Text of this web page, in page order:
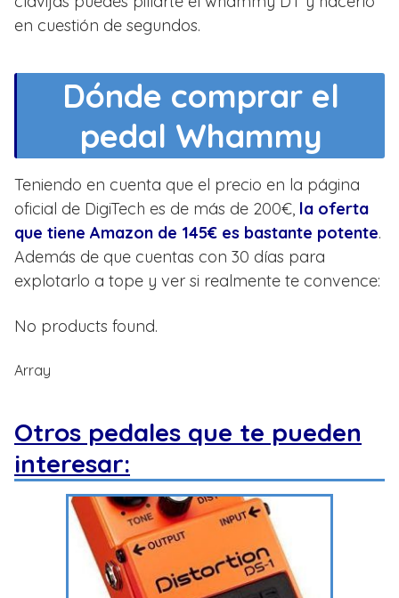
en cuestión de segundos.
Dónde comprar el
pedal Whammy
Teniendo en cuenta que el precio en la página
oficial de DigiTech es de más de 200€, la oferta
que tiene Amazon de 145€ es bastante potente.
Además de que cuentas con 30 días para
explotarlo a tope y ver si realmente te convence:
No products found.
Array
Otros pedales que te pueden
interesar: